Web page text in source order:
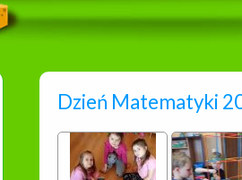
Dzień Matematyki